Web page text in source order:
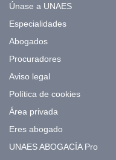
Únase a UNAES
Especialidades
Abogados
Procuradores
Aviso legal
Política de cookies
Área privada
Eres abogado
UNAES ABOGACÍA Pro